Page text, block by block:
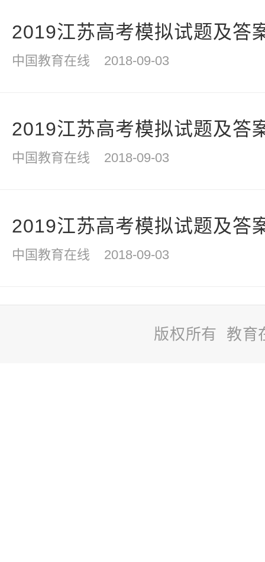
2019江苏高考模拟试题及答
中国教育在线 2018-09-03
2019江苏高考模拟试题及答
中国教育在线 2018-09-03
2019江苏高考模拟试题及答
中国教育在线 2018-09-03
版权所有 教育